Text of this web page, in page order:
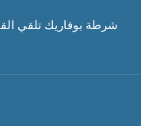
شرطة بوفاريك تلقي